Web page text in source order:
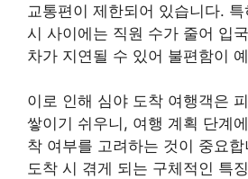
교통편이 제한되어 있습니다.
시 사이에는 직원 수가 줄어 입
차가 지연될 수 있어 불편함이
이로 인해 심야 도착 여행객은
쌓이기 쉬우니, 여행 계획 단계
착 여부를 고려하는 것이 중요
도착 시 겪게 되는 구체적인 특